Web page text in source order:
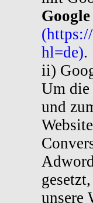
hl=de).
ii)
Um die
und
unsere